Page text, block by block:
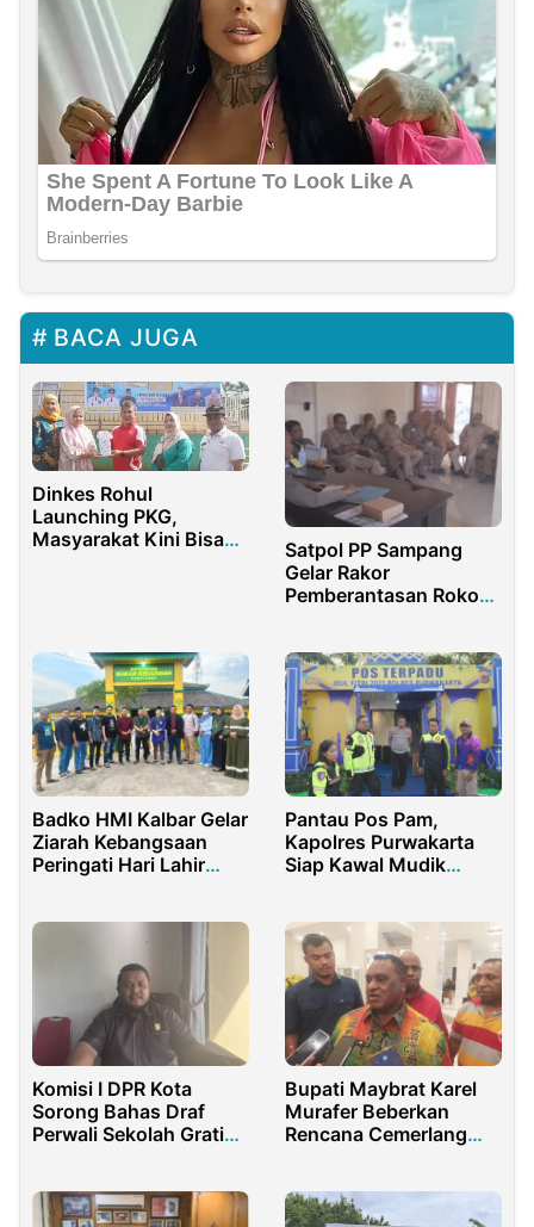
BACA JUGA
Dinkes Rohul
Launching PKG,
Masyarakat Kini Bisa
Satpol PP Sampang
Gelar Rakor
Pemberantasan Rokok
Badko HMI Kalbar Gelar
Ziarah Kebangsaan
Peringati Hari Lahir
Pantau Pos Pam,
Kapolres Purwakarta
Siap Kawal Mudik
Komisi I DPR Kota
Sorong Bahas Draf
Perwali Sekolah Gratis
Bupati Maybrat Karel
Murafer Beberkan
Rencana Cemerlang